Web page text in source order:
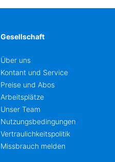
Gesellschaft
Über uns
Kontant und Service
Preise und Abos
Arbeitsplätze
Unser Team
Nutzungsbedingungen
Vertraulichkeitspolitik
Missbrauch melden